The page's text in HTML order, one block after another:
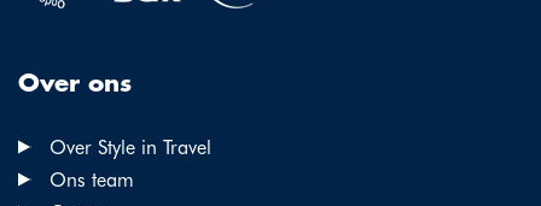
Over ons
Over Style in Travel
Ons team